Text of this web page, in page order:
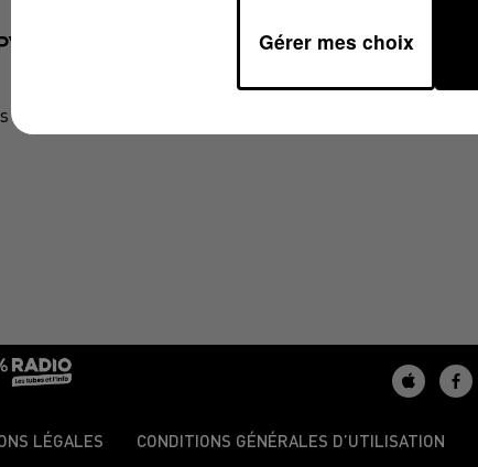
DU 30/08/2024 À 16H38
LÉGALES CONDITIONS GÉNÉRALES D’UTILISATION
Gérer mes choix